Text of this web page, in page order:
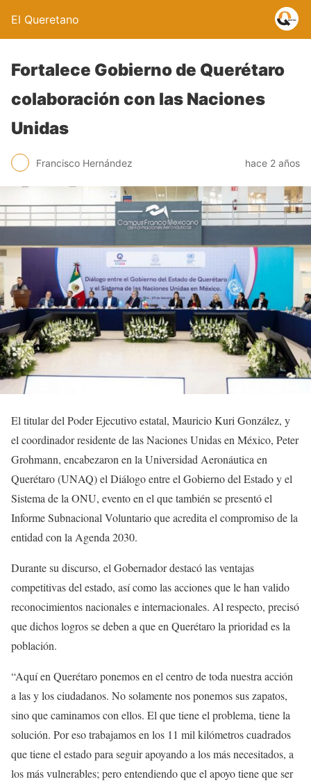
El Queretano
Fortalece Gobierno de Querétaro
colaboración con las Naciones
Unidas
Francisco Hernández hace 2 años
El titular del Poder Ejecutivo estatal, Mauricio Kuri González, y
el coordinador residente de las Naciones Unidas en México, Peter
Grohmann, encabezaron en la Universidad Aeronáutica en
Querétaro (UNAQ) el Diálogo entre el Gobierno del Estado y el
Sistema de la ONU, evento en el que también se presentó el
Informe Subnacional Voluntario que acredita el compromiso de la
entidad con la Agenda 2030.
Durante su discurso, el Gobernador destacó las ventajas
competitivas del estado, así como las acciones que le han valido
reconocimientos nacionales e internacionales. Al respecto, precisó
que dichos logros se deben a que en Querétaro la prioridad es la
población.
“Aquí en Querétaro ponemos en el centro de toda nuestra acción
a las y los ciudadanos. No solamente nos ponemos sus zapatos,
sino que caminamos con ellos. El que tiene el problema, tiene la
solución. Por eso trabajamos en los 11 mil kilómetros cuadrados
que tiene el estado para seguir apoyando a los más necesitados, a
los más vulnerables; pero entendiendo que el apoyo tiene que ser